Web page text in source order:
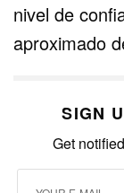
nivel de
aproximado
SIGN
Get